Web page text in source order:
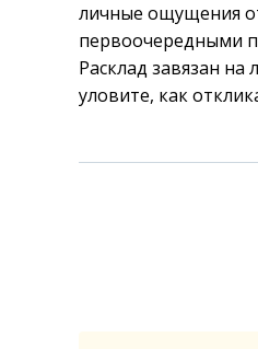
личные ощущения
первоочередными
Расклад завязан
уловите, как